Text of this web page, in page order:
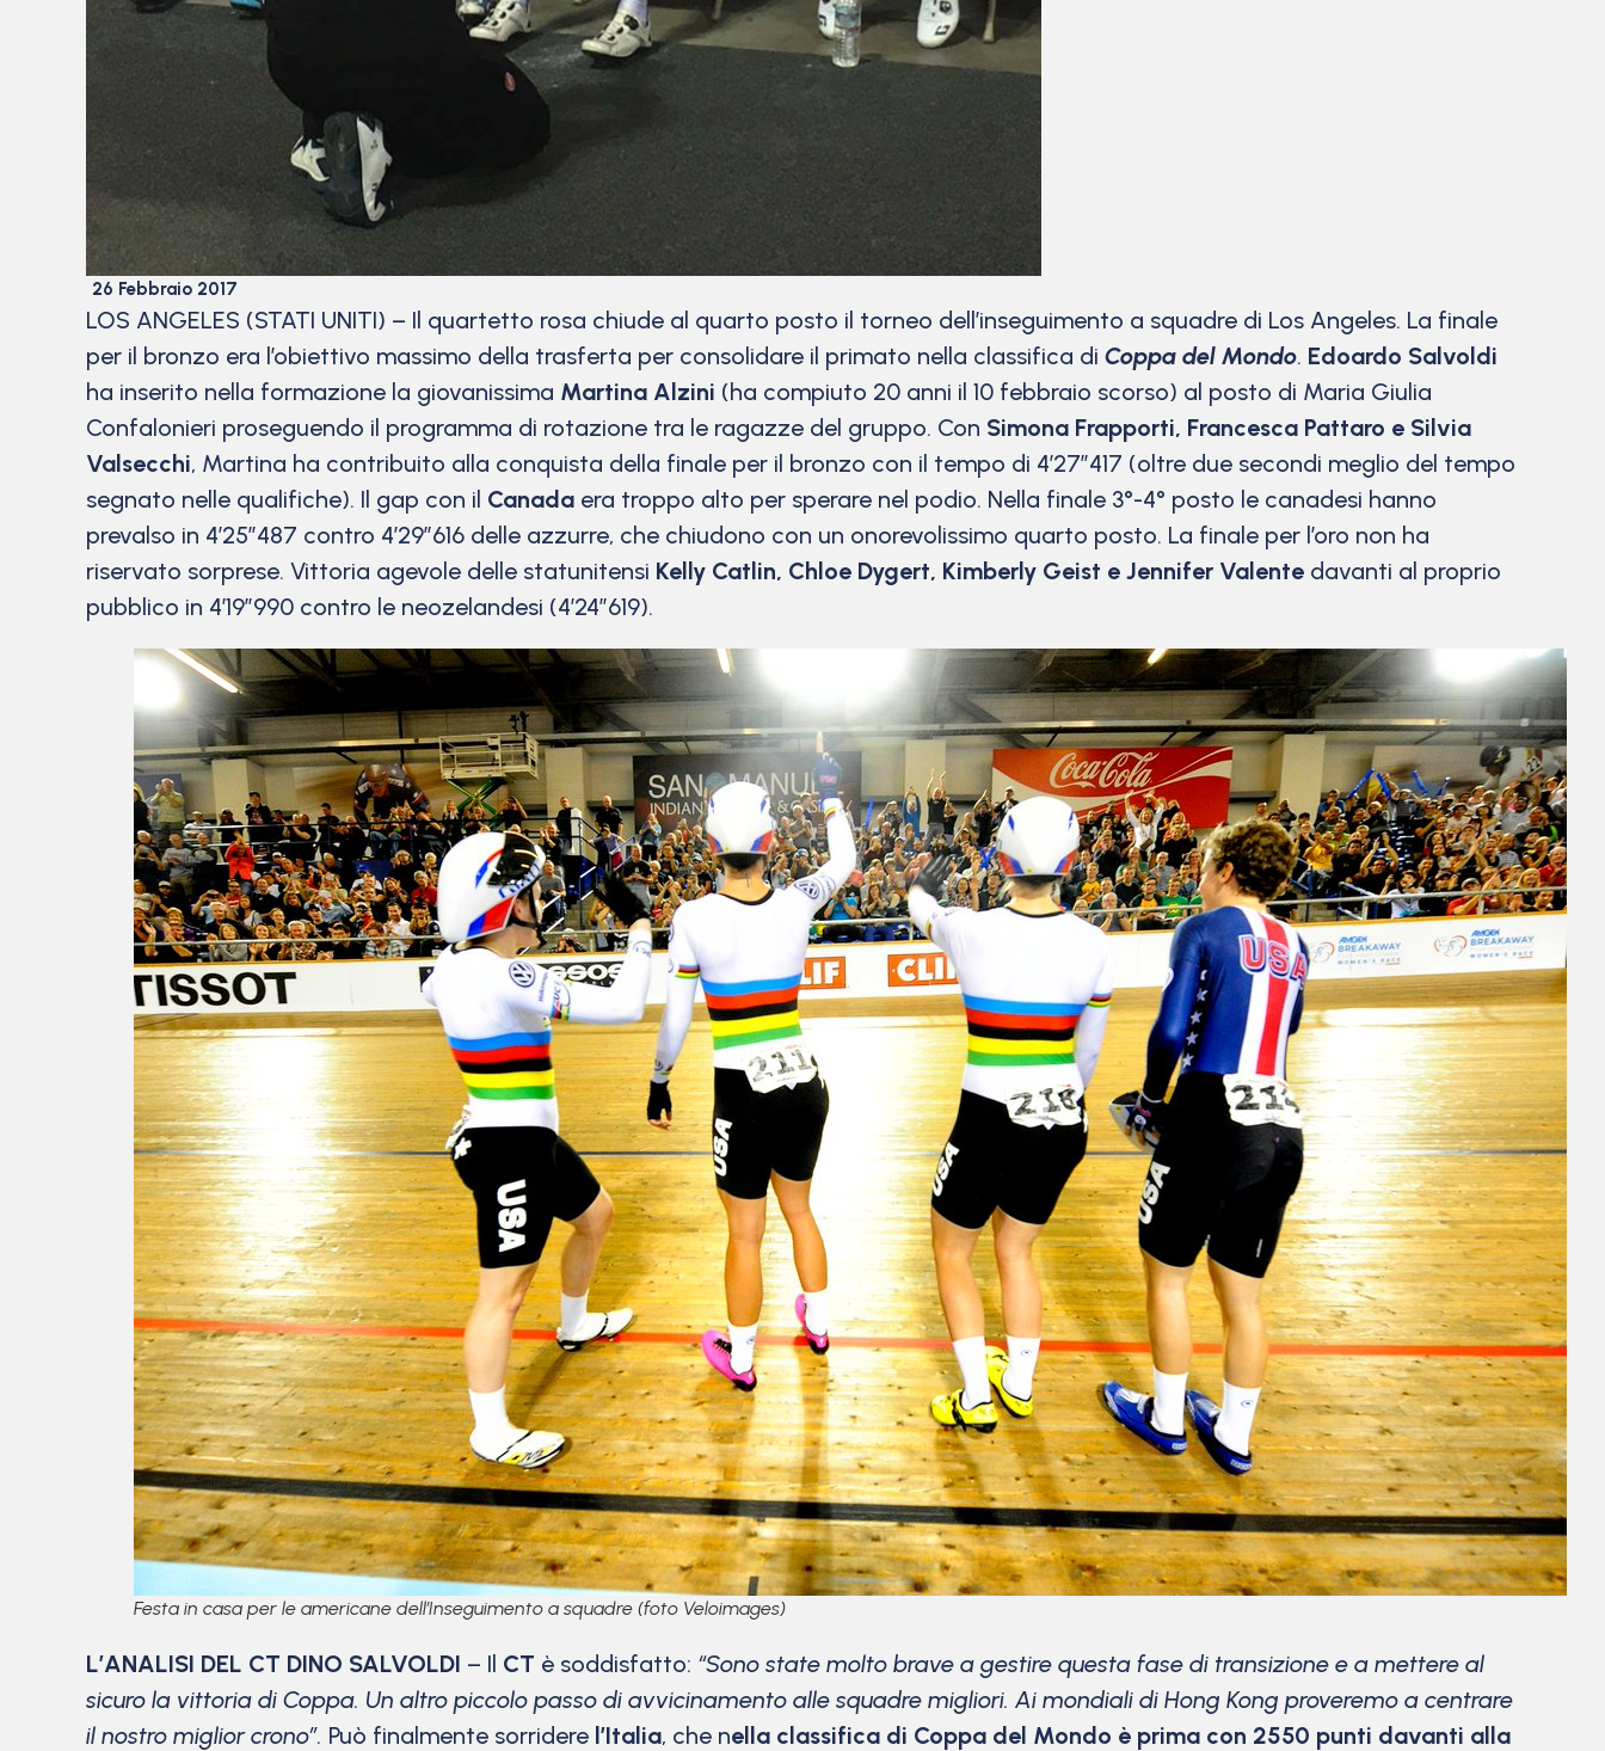
26 Febbraio 2017
LOS ANGELES (STATI UNITI) – Il quartetto rosa chiude al quarto posto il torneo dell’inseguimento a squadre di Los Angeles. La finale
per il bronzo era l’obiettivo massimo della trasferta per consolidare il primato nella classifica di Coppa del Mondo. Edoardo Salvoldi
ha inserito nella formazione la giovanissima Martina Alzini (ha compiuto 20 anni il 10 febbraio scorso) al posto di Maria Giulia
Confalonieri proseguendo il programma di rotazione tra le ragazze del gruppo. Con Simona Frapporti, Francesca Pattaro e Silvia
Valsecchi, Martina ha contribuito alla conquista della finale per il bronzo con il tempo di 4’27”417 (oltre due secondi meglio del tempo
segnato nelle qualifiche). Il gap con il Canada era troppo alto per sperare nel podio. Nella finale 3°-4° posto le canadesi hanno
prevalso in 4’25”487 contro 4’29”616 delle azzurre, che chiudono con un onorevolissimo quarto posto. La finale per l’oro non ha
riservato sorprese. Vittoria agevole delle statunitensi Kelly Catlin, Chloe Dygert, Kimberly Geist e Jennifer Valente davanti al proprio
pubblico in 4’19”990 contro le neozelandesi (4’24”619).
Festa in casa per le americane dell’Inseguimento a squadre (foto Veloimages)
L’ANALISI DEL CT DINO SALVOLDI – Il CT è soddisfatto: “Sono state molto brave a gestire questa fase di transizione e a mettere al
sicuro la vittoria di Coppa. Un altro piccolo passo di avvicinamento alle squadre migliori. Ai mondiali di Hong Kong proveremo a centrare
il nostro miglior crono”. Può finalmente sorridere l’Italia, che nella classifica di Coppa del Mondo è prima con 2550 punti davanti alla